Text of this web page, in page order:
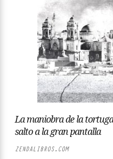
La maniobra de la
salto a la gran pantalla
ZENDALIBROS.COM